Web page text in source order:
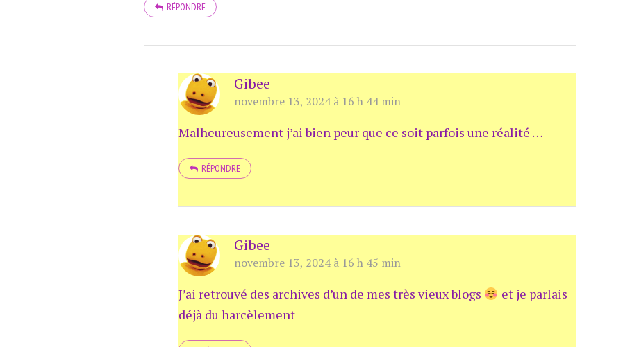
RÉPONDRE
Gibee
novembre 13, 2024 à 16 h 44 min
Malheureusement j’ai bien peur que ce soit parfois une réalité …
RÉPONDRE
Gibee
novembre 13, 2024 à 16 h 45 min
J’ai retrouvé des archives d’un de mes très vieux blogs
et je parlais
déjà du harcèlement